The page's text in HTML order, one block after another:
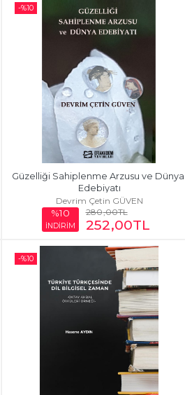
-%10
Güzelliği Sahiplenme Arzusu ve Dünya
Edebiyatı
Devrim Çetin GÜVEN
%10
İNDİRİM
280,00TL
252,00TL
-%10